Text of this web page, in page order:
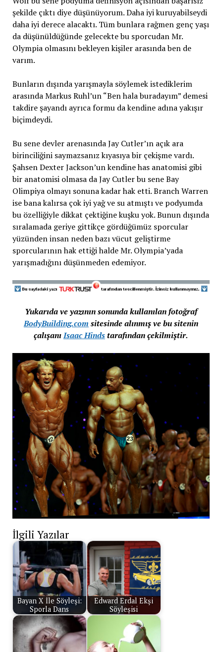
şekilde çıktı diye düşünüyorum. Daha iyi kuruyabilseydi
daha iyi derece alacaktı. Tüm bunlara rağmen genç yaşı
da düşünüldüğünde gelecekte bu sporcudan Mr.
Olympia olmasını bekleyen kişiler arasında ben de
varım.
Bunların dışında yarışmayla söylemek istediklerim
arasında Markus Ruhl’un “Ben hala buradayım” demesi
takdire şayandı ayrıca formu da kendine adına yakışır
biçimdeydi.
Bu sene devler arenasında Jay Cutler’ın açık ara
birinciliğini saymazsanız kıyasıya bir çekişme vardı.
Şahsen Dexter Jackson’un kendine has anatomisi gibi
bir anatomisi olmasa da Jay Cutler bu sene Bay
Olimpiya olmayı sonuna kadar hak etti. Branch Warren
ise bana kalırsa çok iyi yağ ve su atmıştı ve podyumda
bu özelliğiyle dikkat çektiğine kuşku yok. Bunun dışında
sıralamada geriye gittikçe gördüğümüz sporcular
yüzünden insan neden bazı vücut geliştirme
sporcularının hak ettiği halde Mr. Olympia’yada
yarışmadığını düşünmeden edemiyor.
Yukarıda ve yazının sonunda kullanılan fotoğraf
BodyBuilding.com sitesinde alınmış ve bu sitenin
çalışanıIsaac Hindstarafından çekilmiştir.
İlgili Yazılar
Bayan X İle Söyleşi:
Sporla Dans
Edward Erdal Ekşi
Söyleşisi